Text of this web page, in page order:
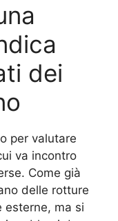
dei
per valutare
va incontro
Come già
delle rotture
esterne, ma si